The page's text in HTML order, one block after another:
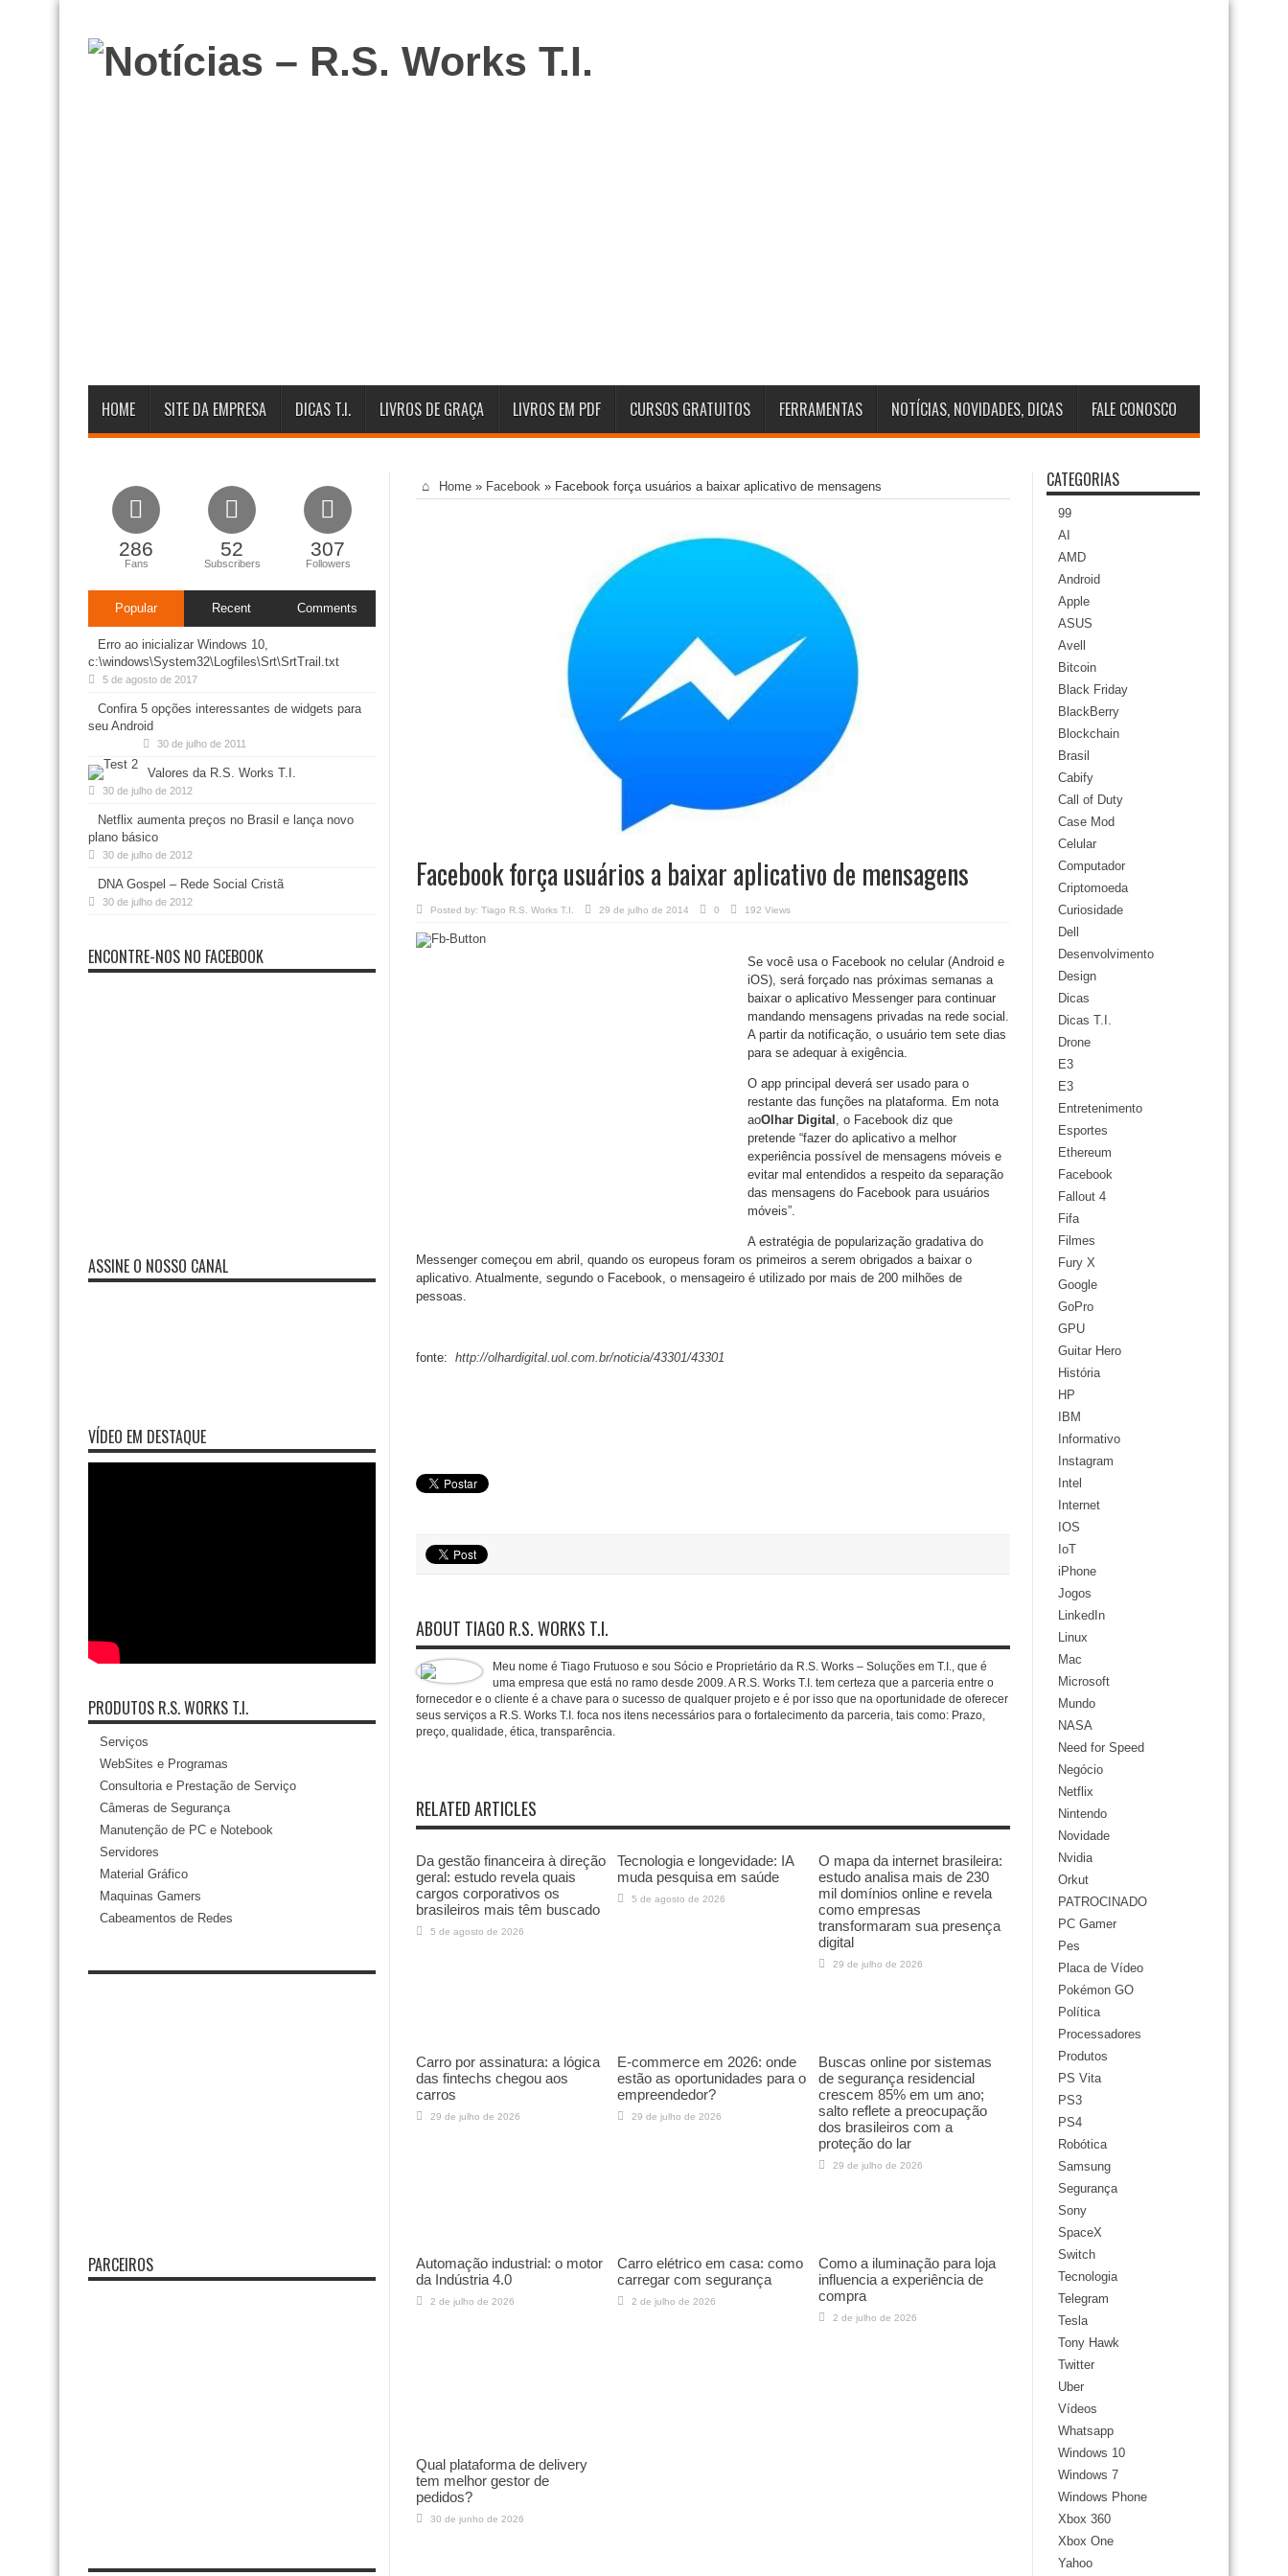
HOME SITE DA EMPRESA DICAS T.I. LIVROS DE GRAÇA LIVROS EM PDF CURSOS GRATUITOS FERRAMENTAS NOTÍCIAS, NOVIDADES, DICAS FALE CONOSCO
Home » Facebook » Facebook força usuários a baixar aplicativo de mensagens
Facebook força usuários a baixar aplicativo de mensagens
Posted by: Tiago R.S. Works T.I. 29 de julho de 2014 0 192 Views
Se você usa o Facebook no celular (Android e
iOS), será forçado nas próximas semanas a
baixar o aplicativo Messenger para continuar
mandando mensagens privadas na rede social.
A partir da notificação, o usuário tem sete dias
para se adequar à exigência.
O app principal deverá ser usado para o
restante das funções na plataforma. Em nota
aoOlhar Digital , o Facebook diz que
pretende “fazer do aplicativo a melhor
experiência possível de mensagens móveis e
evitar mal entendidos a respeito da separação
das mensagens do Facebook para usuários
móveis”.
A estratégia de popularização gradativa do
Messenger começou em abril, quando os europeus foram os primeiros a serem obrigados a baixar o
aplicativo. Atualmente, segundo o Facebook, o mensageiro é utilizado por mais de 200 milhões de
pessoas.
fonte: http://olhardigital.uol.com.br/noticia/43301/43301
ABOUT TIAGO R.S. WORKS T.I.
Meu nome é Tiago Frutuoso e sou Sócio e Proprietário da R.S. Works – Soluções em T.I., que é
uma empresa que está no ramo desde 2009. A R.S. Works T.I. tem certeza que a parceria entre o
fornecedor e o cliente é a chave para o sucesso de qualquer projeto e é por isso que na oportunidade de oferecer
seus serviços a R.S. Works T.I. foca nos itens necessários para o fortalecimento da parceria, tais como: Prazo,
preço, qualidade, ética, transparência.
RELATED ARTICLES
Da gestão financeira à direção
geral: estudo revela quais
cargos corporativos os
brasileiros mais têm buscado
5 de agosto de 2026
Tecnologia e longevidade: IA
muda pesquisa em saúde
5 de agosto de 2026
O mapa da internet brasileira:
estudo analisa mais de 230
mil domínios online e revela
como empresas
transformaram sua presença
digital
29 de julho de 2026
Carro por assinatura: a lógica
das fintechs chegou aos
carros
29 de julho de 2026
E-commerce em 2026: onde
estão as oportunidades para o
empreendedor?
29 de julho de 2026
Buscas online por sistemas
de segurança residencial
crescem 85% em um ano;
salto reflete a preocupação
dos brasileiros com a
proteção do lar
29 de julho de 2026
Automação industrial: o motor
da Indústria 4.0
2 de julho de 2026
Carro elétrico em casa: como
carregar com segurança
2 de julho de 2026
Como a iluminação para loja
influencia a experiência de
compra
2 de julho de 2026
Qual plataforma de delivery
tem melhor gestor de
pedidos?
30 de junho de 2026
CATEGORIAS
99
AI
AMD
Android
Apple
ASUS
Avell
Bitcoin
Black Friday
BlackBerry
Blockchain
Brasil
Cabify
Call of Duty
Case Mod
Celular
Computador
Criptomoeda
Curiosidade
Dell
Desenvolvimento
Design
Dicas
Dicas T.I.
Drone
E3
E3
Entretenimento
Esportes
Ethereum
Facebook
Fallout 4
Fifa
Filmes
Fury X
Google
GoPro
GPU
Guitar Hero
História
HP
IBM
Informativo
Instagram
Intel
Internet
IOS
IoT
iPhone
Jogos
LinkedIn
Linux
Mac
Microsoft
Mundo
NASA
Need for Speed
Negócio
Netflix
Nintendo
Novidade
Nvidia
Orkut
PATROCINADO
PC Gamer
Pes
Placa de Vídeo
Pokémon GO
Política
Processadores
Produtos
PS Vita
PS3
PS4
Robótica
Samsung
Segurança
Sony
SpaceX
Switch
Tecnologia
Telegram
Tesla
Tony Hawk
Twitter
Uber
Vídeos
Whatsapp
Windows 10
Windows 7
Windows Phone
Xbox 360
Xbox One
Yahoo
286
Fans
52
Subscribers
307
Followers
Popular Recent Comments
Erro ao inicializar Windows 10,
c:\windows\System32\Logfiles\Srt\SrtTrail.txt
5 de agosto de 2017
Confira 5 opções interessantes de widgets para
seu Android
30 de julho de 2011
Valores da R.S. Works T.I.
30 de julho de 2012
Netflix aumenta preços no Brasil e lança novo
plano básico
30 de julho de 2012
DNA Gospel – Rede Social Cristã
30 de julho de 2012
ENCONTRE-NOS NO FACEBOOK
ASSINE O NOSSO CANAL
VÍDEO EM DESTAQUE
PRODUTOS R.S. WORKS T.I.
Serviços
WebSites e Programas
Consultoria e Prestação de Serviço
Câmeras de Segurança
Manutenção de PC e Notebook
Servidores
Material Gráfico
Maquinas Gamers
Cabeamentos de Redes
PARCEIROS